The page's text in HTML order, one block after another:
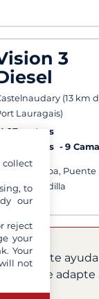
3
(13 km
Lauragais)
metros
3 Camarotes
9
Hélice de proa, Puente
Toldilla
Pauline
te
mejor se
to
our
reject
your
Your
not